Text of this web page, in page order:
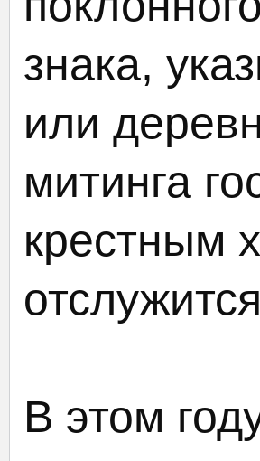
знака,
или
митинга
крестным
В этом